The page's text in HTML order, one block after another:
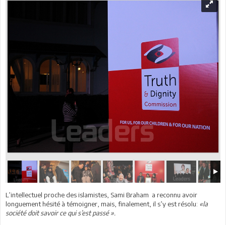
L’intellectuel proche des islamistes, Sami Braham a reconnu avoir
longuement hésité à témoigner, mais, finalement, il s’y est résolu: «la
société doit savoir ce qui s’est passé ».